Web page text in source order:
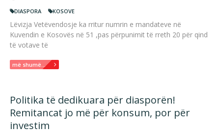
DIASPORA KOSOVE
Lëvizja Vetëvendosje ka rritur numrin e mandateve në
Kuvendin e Kosovës në 51 ,pas përpunimit të rreth 20 për qind
të votave të
më shumë...
Politika të dedikuara për diasporën!
Remitancat jo më për konsum, por për
investim